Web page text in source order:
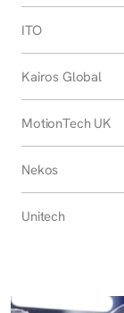
ITO
Kairos Global
MotionTech UK
Nekos
Unitech